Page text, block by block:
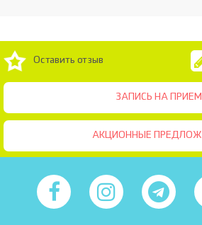
ЗАПИСЬ НА ПРИЕМ
Оставить отзыв
АКЦИОННЫЕ